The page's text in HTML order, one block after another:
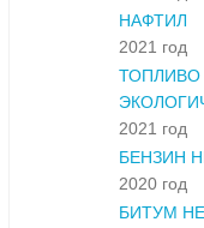
НАФТИЛ
2021 год
ТОПЛИВО
2021 год
БЕНЗИН
2020 год
БИТУМ